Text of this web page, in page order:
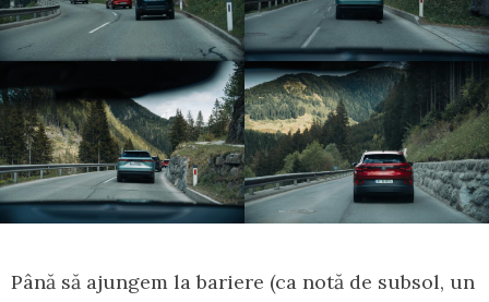
Până să ajungem la bariere (ca notă de subsol, un